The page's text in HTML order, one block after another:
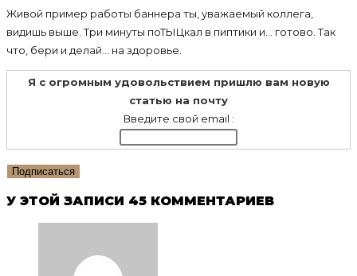
Живой пример работы баннера ты, уважаемый коллега,
видишь выше. Три минуты поТЫЦкал в пиптики и… готово. Так
что, бери и делай… на здоровье.
Я с огромным удовольствием пришлю вам новую
статью на почту
Введите свой email :
У ЭТОЙ ЗАПИСИ 45 КОММЕНТАРИЕВ